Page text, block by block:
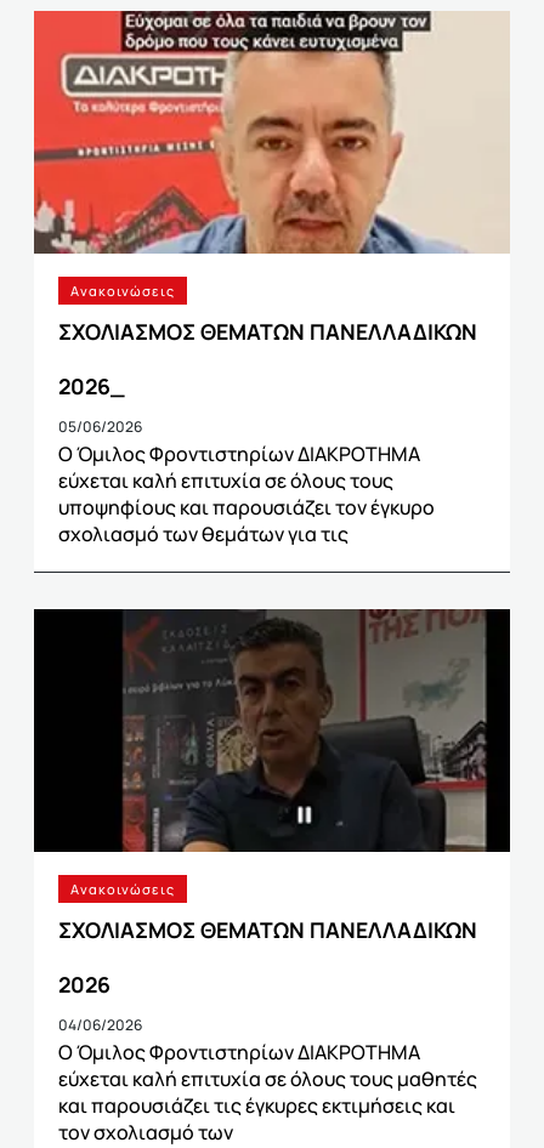
Ανακοινώσεις
ΣΧΟΛΙΑΣΜΟΣ ΘΕΜΑΤΩΝ ΠΑΝΕΛΛΑΔΙΚΩΝ
2026_
05/06/2026
Ο Όμιλος Φροντιστηρίων ΔΙΑΚΡΟΤΗΜΑ
εύχεται καλή επιτυχία σε όλους τους
υποψηφίους και παρουσιάζει τον έγκυρο
σχολιασμό των θεμάτων για τις
Ανακοινώσεις
ΣΧΟΛΙΑΣΜΟΣ ΘΕΜΑΤΩΝ ΠΑΝΕΛΛΑΔΙΚΩΝ
2026
04/06/2026
Ο Όμιλος Φροντιστηρίων ΔΙΑΚΡΟΤΗΜΑ
εύχεται καλή επιτυχία σε όλους τους μαθητές
και παρουσιάζει τις έγκυρες εκτιμήσεις και
τον σχολιασμό των